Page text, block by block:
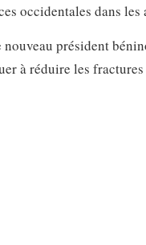
occidentales dans
président
à réduire les